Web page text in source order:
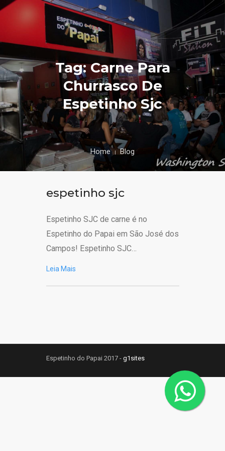
Tag: Carne Para
Churrasco De
Espetinho Sjc
Home Blog
espetinho sjc
Espetinho SJC de carne é no
Espetinho do Papai em São José dos
Campos! Espetinho SJC…
Leia Mais
Espetinho do Papai 2017 - g1sites